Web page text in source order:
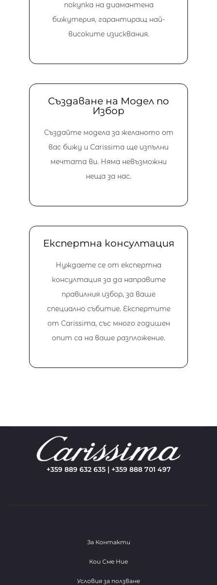
покупка на диамантена
бижутерия, гарантиращ най-
високите изисквания.
Създаване на Модел по
Избор
Създайте модела за желаното от
вас бижу и Carissima ще изпълни
мечтата ви. Няма невъзможни
неща за нас.
Експертна консултация
Нуждаете се от експертна
консултация за да направите
правилния избор, за ваше
специално събитие. Експертите
от Carissima, със много годишен
опит са на ваше разпложение.
+359 889 632 635 | +359 888 701 497
За Контакти
Кои Сме Ние
Условия за ползване